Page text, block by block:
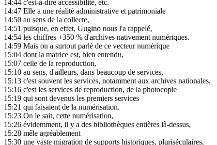
14:44 c'est-à-dire accessibilité, etc.
14:47 Elle a une réalité administrative et patrimoniale
14:50 au sens de la collecte,
14:51 puisque, en effet, Gugino nous l'a rappelé,
14:54 les chiffres +350 % d'archives nativement numériques.
14:59 Mais on a surtout parlé de ce vecteur numérique
15:04 dont la matrice est, bien entendu,
15:07 celle de la reproduction,
15:10 au sens, d'ailleurs, dans beaucoup de services,
15:13 c'est souvent les services, notamment aux archives nationales,
15:16 c'est les services de reproduction, de la photocopie
15:19 qui sont devenus les premiers services
15:21 qui faisaient de la numérisation.
15:23 On le sait, cette numérisation,
15:26 évidemment, il y a des bibliothèques entières là-dessus,
15:28 mêle agréablement
15:30 une vaste migration de supports historiques, pluriséculaires,